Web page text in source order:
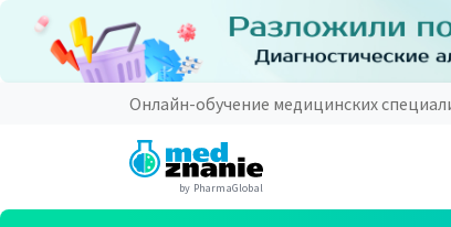
Онлайн-обучение медицинских
by PharmaGlobal